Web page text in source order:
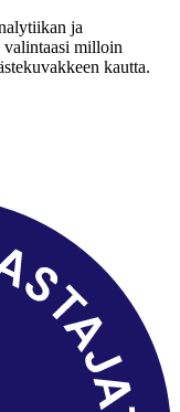
ja
valintaasi milloin
kautta.